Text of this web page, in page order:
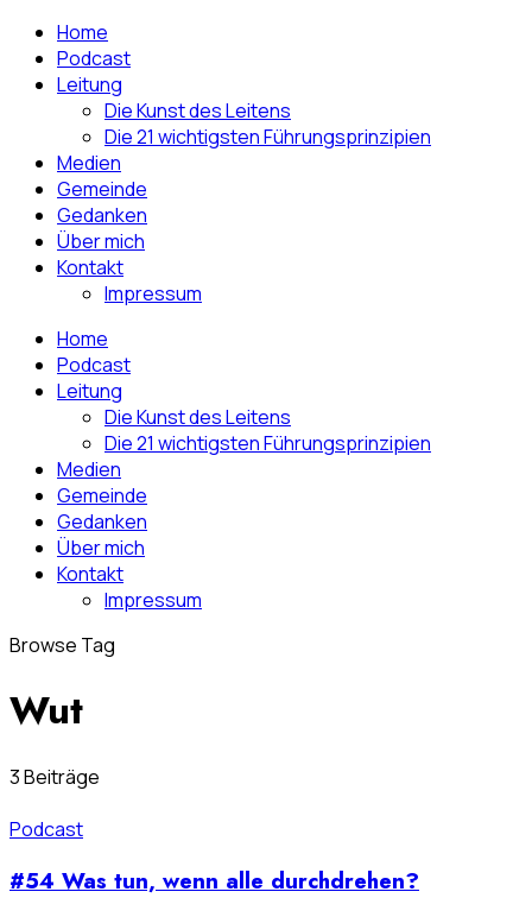
Home
Podcast
Leitung
Die Kunst des Leitens
Die 21 wichtigsten Führungsprinzipien
Medien
Gemeinde
Gedanken
Über mich
Kontakt
Impressum
Home
Podcast
Leitung
Die Kunst des Leitens
Die 21 wichtigsten Führungsprinzipien
Medien
Gemeinde
Gedanken
Über mich
Kontakt
Impressum
Browse Tag
Wut
3 Beiträge
Podcast
#54 Was tun, wenn alle durchdrehen?